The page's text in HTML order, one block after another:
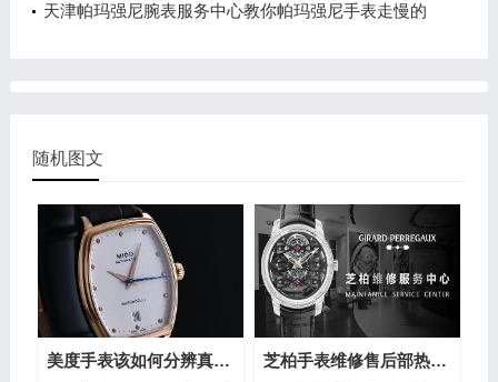
天津帕玛强尼腕表服务中心教你帕玛强尼手表走慢的
随机图文
美度手表该如何分辨真假？（手表的分辨方法） 芝柏手表维修售后部热线电话(专业芝柏手表维修服务，售后热线24小时为您解答)